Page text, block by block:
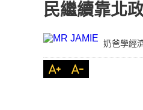
民繼續靠北
奶爸學經